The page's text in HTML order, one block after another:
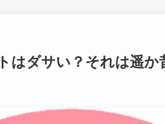
はダサい？それは遥か